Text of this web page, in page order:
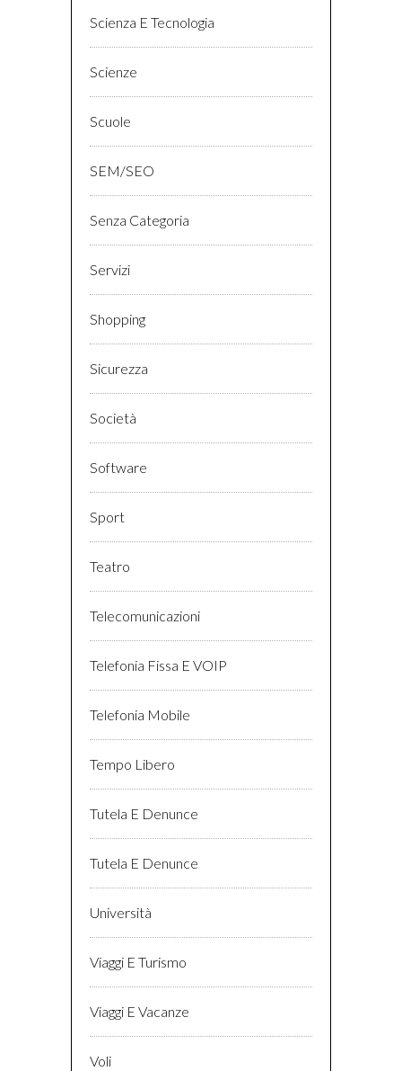
Scienza E Tecnologia
Scienze
Scuole
SEM/SEO
Senza Categoria
Servizi
Shopping
Sicurezza
Società
Software
Sport
Teatro
Telecomunicazioni
Telefonia Fissa E VOIP
Telefonia Mobile
Tempo Libero
Tutela E Denunce
Tutela E Denunce
Università
Viaggi E Turismo
Viaggi E Vacanze
Voli